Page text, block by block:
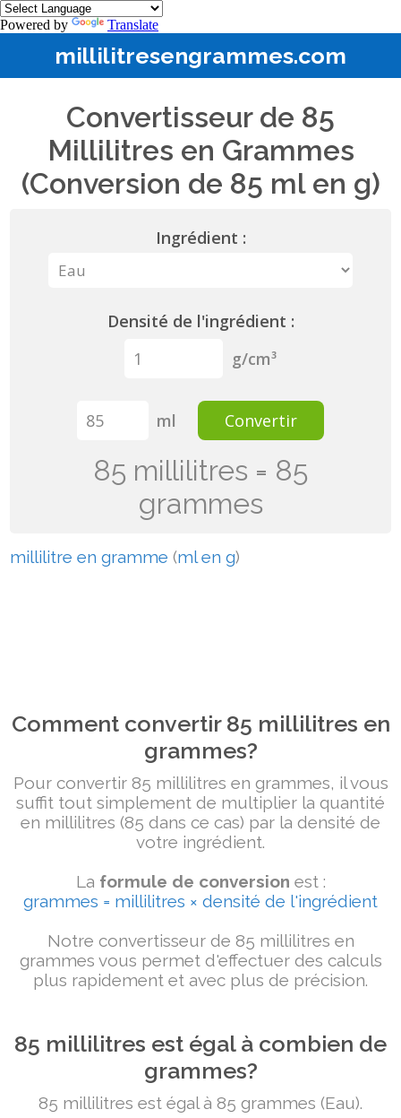
Powered by Translate
millilitresengrammes.com
Convertisseur de 85
Millilitres en Grammes
(Conversion de 85 ml en g)
Ingrédient :
Densité de l'ingrédient :
g/cm³
ml Convertir
85 millilitres = 85
grammes
millilitre en gramme (ml en g)
Comment convertir 85 millilitres en
grammes?
Pour convertir 85 millilitres en grammes, il vous
suffit tout simplement de multiplier la quantité
en millilitres (85 dans ce cas) par la densité de
votre ingrédient.
La formule de conversion est :
grammes = millilitres × densité de l'ingrédient
Notre convertisseur de 85 millilitres en
grammes vous permet d'effectuer des calculs
plus rapidement et avec plus de précision.
85 millilitres est égal à combien de
grammes?
85 millilitres est égal à 85 grammes (Eau).